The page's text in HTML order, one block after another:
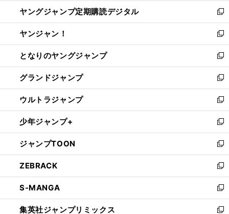
く
で
開
く
ド
ウ
で
開
く
し
い
ウ
ィ
ン
ド
ウ
で
開
く
ヤングジャンプ定期購読デジタル
新
し
い
ウ
ィ
ン
ド
ウ
で
開
く
ヤンジャン！
新
し
い
ウ
ィ
ン
ド
ウ
で
開
く
となりのヤングジャンプ
新
し
い
ウ
ィ
ン
ド
ウ
で
開
く
グランドジャンプ
新
し
い
ウ
ィ
ン
ド
ウ
で
開
く
ウルトラジャンプ
新
し
い
ウ
ィ
ン
ド
ウ
で
開
く
少年ジャンプ+
新
し
い
ウ
ィ
ン
ド
ウ
で
ジャンプTOON
新
し
い
ウ
ィ
ン
ド
ZEBRACK
新
し
い
ウ
ィ
S-MANGA
新
し
い
集英社ジャンプリミックス 新